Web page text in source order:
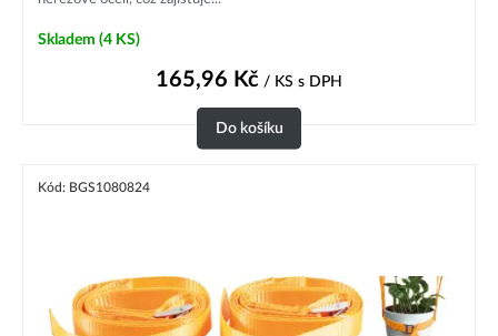
Skladem (4 KS)
165,96 Kč / KS s DPH
Do košíku
Kód: BGS1080824